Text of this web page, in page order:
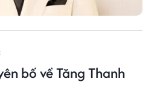
bố về Tăng Thanh